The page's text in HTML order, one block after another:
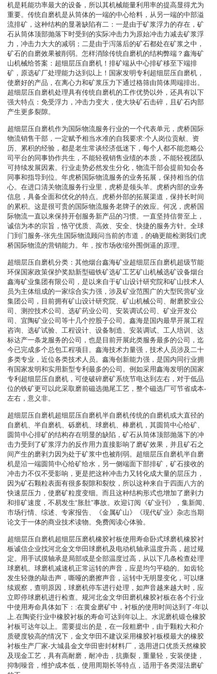
机是耗能功率最大的设备，所以其机械能量利用率的提高显得尤为
重要。传统自磨机是从筒体的一端的中心给料，从另一端的中部溢
流排矿，这种结构的显著缺陷有二：一是由于矿浆浮力的存在，矿
石从筒体顶部抛落下时受到的实际冲击力为原始冲击力减去矿浆浮
力，冲击力大大的减弱；二是由于泻落后的矿石都处在矿浆之中，
矿石的自磨效果被削弱。怎样消除传统自磨机的结构弊端？鑫海矿
山机械给答案：超细层压自磨机！排矿端从中心排矿移至下端排
矿，原选矿厂处理能力达到以上！国家发明专利超细层压自磨机，
使磨好的产品，在离心力和矿浆压力下通过格筛由筒体周端排出。
超细层压自磨机处理具有传统自磨机的工作优势以外，还具有以下
强大特点：免受浮力，冲击力变大，使大块矿石击碎，且矿石内部
产生更多裂隙。
超细层压自磨机作为国际物流服务行业的一个代表单元，虎桥国际
物流销售干部，一定赋予相当水准的自我要求:个人岗位贡献、资
历、累积的经验，都是老生常谈经济低迷下，每个人都不能忽略公
司平台的同事协作共生，不能轻视销售业绩的本质，不能轻视团队
可持续发展因素。行业走势必然发生分化，物流干部会提前知会各
同事和指导到位。年虎桥国际物流服务的业务拓展，保持相当的信
心。在进口清关物流服务行业里，虎桥是领头羊。虎桥内部的业务
信息，具备全面和优化的特点。虎桥外部的拓展渠道，保持长时间
的累积。这是很可贵的国际物流服务老牌子的效应。何况，虎桥国
际物流一直以来保持开创服务新产品的习惯。一直坚持信誉至上，
诚信为本的宗旨，恪守优质、高效、安全、快捷的服务方针。全球
门到门服务-张先生国际物流顾问当前的市道，的确更能检测我们虎
桥国际物流的营销能力。年，按市场收缩外围倒逼的原理。
超细层压自磨机分类：其他烟台鑫海矿业超细层压自磨机超级节能
环保国家政策保护奖励新型磁铁矿选矿工艺矿山机械选矿设备烟台
鑫海矿业集团有限公司，是以来自于矿山设计研究院和矿山技术人
员为主体组成的一家综合实力强，涉及矿业范围广的大型民营矿业
集团公司，目前拥有矿山设计研究院、矿山机械公司、耐磨胶业公
司、测控技术公司、选矿药业公司、安装调试公司、矿业开发公
司、宜陶矿业公司等十几个控股子公司。鑫海是国内最早开展工程
咨询、选矿试验、工程设计、设备制造、安装调试、工人培训、达
标达产一条龙服务的公司，也是目前开展此类服务最多的公司，迄
今已完成多个总包工程项目。鑫海技术力量强，技术人员涉及二十
多类专业，近位各类技术人员。鑫海创新能力强，是国内同行业拥
有国家发明和实用新型专利最多的公司。例如采用鑫海发明的国家
专利超细层压自磨机，可使破碎磨矿系统节电达到左右，对于低品
位的铁矿更可以此采取磨前磁选抛尾工艺，整个磁选厂可节省成本-
左右，意义非。
超细层压自磨机超细层压自磨机半自磨机传统的自磨机或大直径的
自磨机、半自磨机、砾磨机、球磨机、棒磨机，其圆筒中心给矿、
圆筒中心排矿的结构存在明显的缺陷，矿石从筒体顶部抛落下的冲
击力受到了矿浆浮力的反作用力直接影响了磨矿效果，并且矿石之
间产生的磨剥力因为处于矿浆中也被削弱。超细层压自磨机半自磨
机是沿一端圆筒中心给矿给水，另一侧端面下部排矿，矿石接收的
冲击力不仅不受影响，更是把这种冲击力又转化成大量的层压力，
因为矿石颗粒表面有很多裂隙和裂纹，所以这种来自于四面八方的
快速层压力，使磨矿粒度变细。而且这种结构形式也增加了磨剥力
和排矿速度，不易发生“胀肚”事故。欢迎订阅《矿业刊》，集新闻、
市场行情、综述、专家报告、《金属矿山》《现代矿业》杂志当期
论文于一体的商业技术读物。免费阅读心体验。
超细层压自磨机超细层压磨机橡胶衬板使用寿命卧式球磨机橡胶衬
板诚信企业找河北金文华田球磨机及电动机轴承温度升高，超过规
定。用手试摸轴承是局部或是全部温度过高，从以下几条检查处理
球磨机。球磨机减速机正常运转的声音，应是均匀平稳的。如齿轮
发生轻微的敲击声，嘶哑的磨擦声音，运转中无明显变化，可以继
续观察，查明原因，球磨机停车进行处理，如声音越来越大时，应
立即停球磨机进行检查。规河北金文华田磨机橡胶衬板在各个行业
中使用寿命具体如下：:在黄金磨矿中，衬板的使用时间达到了-年以
上.在陶瓷行业中橡胶衬板的寿命可达到年以上。水泥磨机锻仓橡胶
衬板可达年以上。需要提出的是，在一段粗磨中，由于颗粒大和介
质硬度较高的情况下，金文华田不建议采用橡胶衬板模最大的橡胶
衬板生产厂家-大城县金文华田密封材料厂，选用进口优质天然橡胶
及现金工艺，具有高耐磨，耐冲击，抗撕裂，重量轻，安装便捷，
抑制噪音，维护成本低，使用周期长等特点，适用于各类湿法磨矿